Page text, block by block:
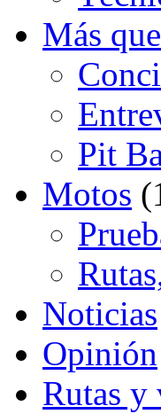
Más
Pit
Motos
Noticias
Opinión
Rutas y